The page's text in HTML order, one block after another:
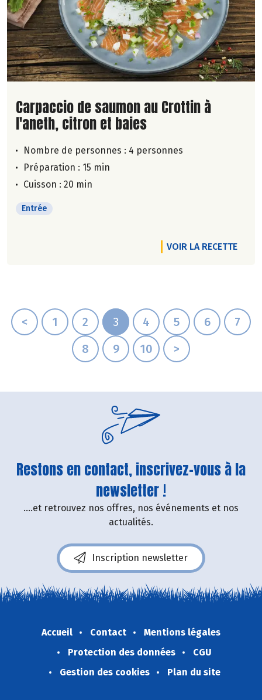
Lire la suite de la recette
Carpaccio de saumon au Crottin à
l'aneth, citron et baies
Nombre de personnes : 4 personnes
Préparation : 15 min
Cuisson : 20 min
Entrée
VOIR LA RECETTE
< 1 2 3 4 5 6
7
8
9 10 >
Restons en contact, inscrivez-vous à la
newsletter !
....et retrouvez nos offres, nos événements et nos
actualités.
Inscription newsletter
Accueil Contact
Mentions légales
Protection des données
CGU
Gestion des cookies
Plan du site